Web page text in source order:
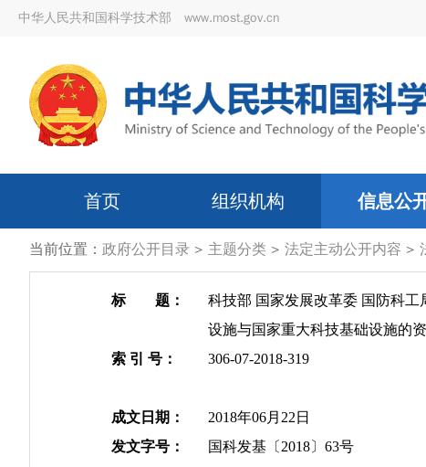
中华人民共和国科学技术部 www.most.gov.cn
首页 组织机构 信息公
当前位置： 政府公开目录 > 主题分类 > 法定主动公开内容 >
标 题：
科技部 国家发展改革委 国防科
设施与国家重大科技基础设施的
索 引 号：
306-07-2018-319
成文日期：
2018年06月22日
发文字号：
国科发基〔2018〕63号